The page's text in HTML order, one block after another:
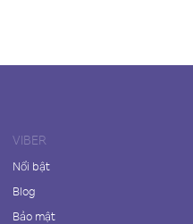
VIBER
Nổi bật
Blog
Bảo mật